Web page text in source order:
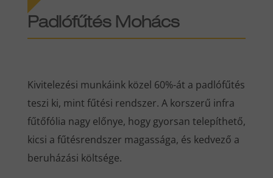
Padlófűtés Mohács
Kivitelezési munkáink közel 60%-át a padlófűtés
teszi ki, mint fűtési rendszer. A korszerű infra
fűtőfólia nagy előnye, hogy gyorsan telepíthető,
kicsi a fűtésrendszer magassága, és kedvező a
beruházási költsége.